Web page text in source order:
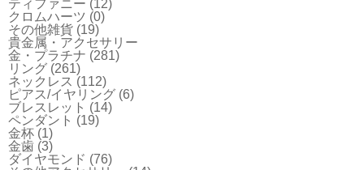
ティファニー (12)
クロムハーツ (0)
その他雑貨 (19)
貴金属・アクセサリー
金・プラチナ (281)
リング (261)
ネックレス (112)
ピアス/イヤリング (6)
ブレスレット (14)
ペンダント (19)
金杯 (1)
金歯 (3)
ダイヤモンド (76)